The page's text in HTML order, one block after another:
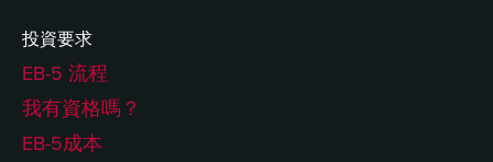
投資要求
EB-5 流程
我有資格嗎？
EB-5成本